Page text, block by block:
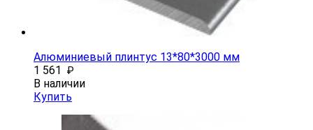
Алюминиевый плинтус 13*80*3000 мм
1 561
₽
В наличии
Купить